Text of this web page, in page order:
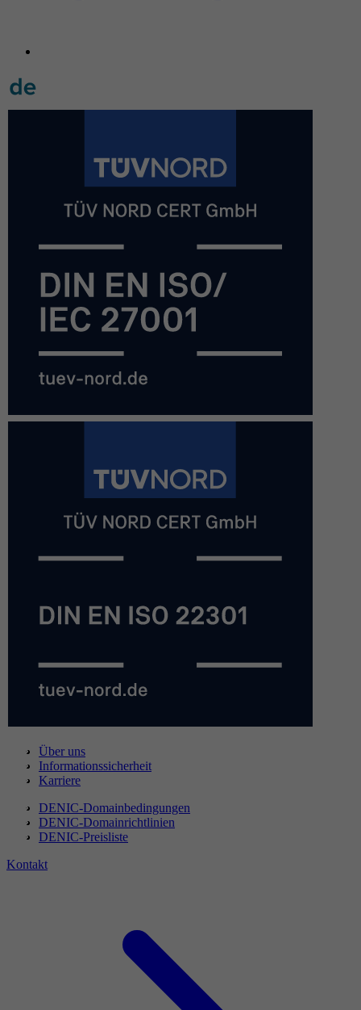
Über uns
Informationssicherheit
Karriere
DENIC-Domainbedingungen
DENIC-Domainrichtlinien
DENIC-Preisliste
Kontakt